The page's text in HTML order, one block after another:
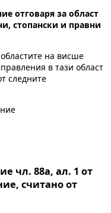
отговаря за област
стопански и правни
на висше
в тази област
следните
чл. 88а, ал. 1 от
считано от